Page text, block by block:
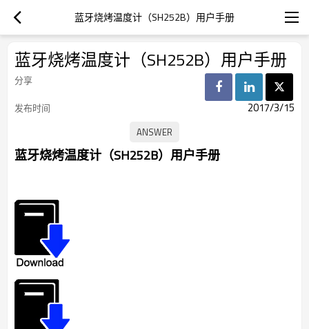
蓝牙烧烤温度计（SH252B）用户手册
蓝牙烧烤温度计（SH252B）用户手册
分享
发布时间
2017/3/15
蓝牙烧烤温度计（SH252B）用户手册